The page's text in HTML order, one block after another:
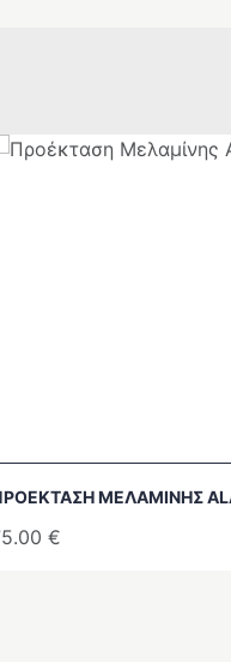
ΜΕΛΑΜΊΝΗΣ
€